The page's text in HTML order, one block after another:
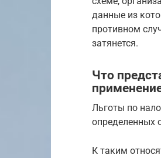
данные из
противном
затянется.
Что
Льготы по
определенных
К таким